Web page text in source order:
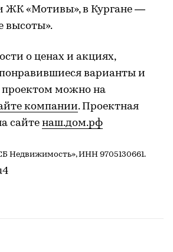
ЖК «Мотивы», в Кургане —
высоты».
о ценах и акциях,
варианты и
проектом можно на
компании. Проектная
сайте наш.дом.рф
Недвижимость», ИНН 9705130661.